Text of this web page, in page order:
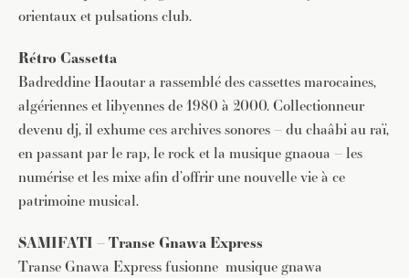
orientaux et pulsations club.
Rétro Cassetta
Badreddine Haoutar a rassemblé des cassettes marocaines,
algériennes et libyennes de 1980 à 2000. Collectionneur
devenu dj, il exhume ces archives sonores – du chaâbi au raï,
en passant par le rap, le rock et la musique gnaoua – les
numérise et les mixe afin d’offrir une nouvelle vie à ce
patrimoine musical.
SAMIFATI – Transe Gnawa Express
Transe Gnawa Express fusionne musique gnawa
Pour recevoir toutes les deux semaines notre lettre
d’info avec une sélection d’articles …